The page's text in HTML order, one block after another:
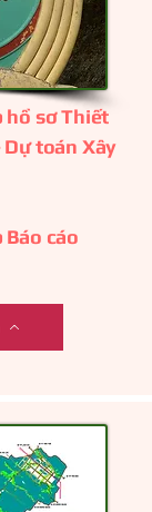
hồ sơ Thiết
Dự toán Xây
Báo cáo